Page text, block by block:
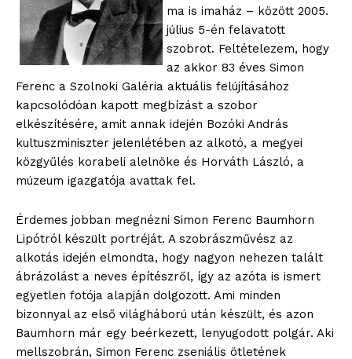
ma is imaház – között 2005.
július 5-én felavatott
szobrot. Feltételezem, hogy
az akkor 83 éves Simon
Ferenc a Szolnoki Galéria aktuális felújításához
kapcsolódóan kapott megbízást a szobor
elkészítésére, amit annak idején Bozóki András
kultuszminiszter jelenlétében az alkotó, a megyei
közgyűlés korabeli alelnöke és Horváth László, a
múzeum igazgatója avattak fel.
Érdemes jobban megnézni Simon Ferenc Baumhorn
Lipótról készült portréját. A szobrászművész az
alkotás idején elmondta, hogy nagyon nehezen talált
ábrázolást a neves építészről, így az azóta is ismert
egyetlen fotója alapján dolgozott. Ami minden
bizonnyal az első világháború után készült, és azon
Baumhorn már egy beérkezett, lenyugodott polgár. Aki
mellszobrán, Simon Ferenc zseniális ötletének